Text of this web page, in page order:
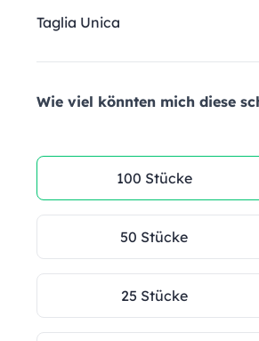
Taglia Unica
Wie viel könnten mich diese
100 Stücke
50 Stücke
25 Stücke